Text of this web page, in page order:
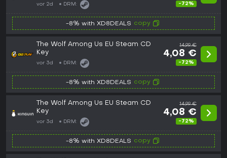
vor 2d DRM: -72%
-8% with XD8DEALS copy
The Wolf Among Us EU Steam CD
Key
vor 3d DRM:
14,99 €
4,08 €
-72%
-8% with XD8DEALS copy
The Wolf Among Us EU Steam CD
Key
vor 3d DRM:
14,99 €
4,08 €
-72%
-8% with XD8DEALS copy